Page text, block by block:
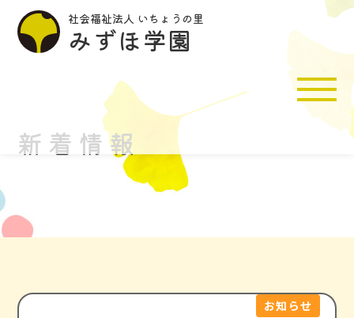
社会福祉法人 いちょうの里
みずほ学園
施設入所支援
共同生活援助
新着情報
お知らせ